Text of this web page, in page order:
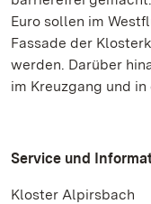
Euro sollen im
Fassade der
werden. Darüber
im Kreuzgang und
Service und
Kloster Alpirsbach